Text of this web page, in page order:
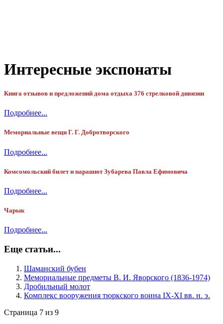
Интересные экспонаты
Книга отзывов и предложений дома отдыха 376 стрелковой дивизии
Подробнее...
Мемориальные вещи Г. Г. Добротворского
Подробнее...
Комсомольский билет и парашют Зубарева Павла Ефимовича
Подробнее...
Чарык
Подробнее...
Еще статьи...
Шаманский бубен
Мемориальные предметы В. И. Яворского (1836-1974)
Дробильный молот
Комплекс вооружения тюркского воина IX-XI вв. н. э.
Страница 7 из 9